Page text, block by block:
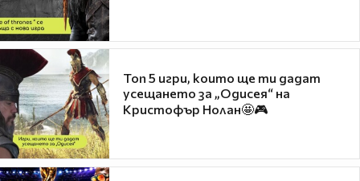
Топ 5 игри, които ще ти дадат
усещането за „Одисея“ на
Кристофър Нолан🤩🎮